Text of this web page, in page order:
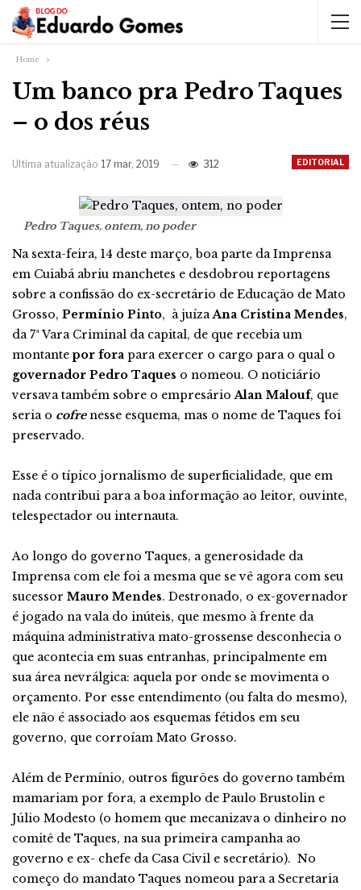
Home
Um banco pra Pedro Taques
– o dos réus
EDITORIAL
Ultima atualização 17 mar, 2019 312
Pedro Taques, ontem, no poder
Na sexta-feira, 14 deste março, boa parte da Imprensa
em Cuiabá abriu manchetes e desdobrou reportagens
sobre a confissão do ex-secretário de Educação de Mato
Grosso, Permínio Pinto, à juízaAna Cristina Mendes,
da 7ª Vara Criminal da capital, de que recebia um
montantepor fora para exercer o cargo para o qual o
governador Pedro Taques o nomeou. O noticiário
versava também sobre o empresário Alan Malouf, que
seria o cofre nesse esquema, mas o nome de Taques foi
preservado.
Esse é o típico jornalismo de superficialidade, que em
nada contribui para a boa informação ao leitor, ouvinte,
telespectador ou internauta.
Ao longo do governo Taques, a generosidade da
Imprensa com ele foi a mesma que se vê agora com seu
sucessor Mauro Mendes. Destronado, o ex-governador
é jogado na vala do inúteis, que mesmo à frente da
máquina administrativa mato-grossense desconhecia o
que acontecia em suas entranhas, principalmente em
sua área nevrálgica: aquela por onde se movimenta o
orçamento. Por esse entendimento (ou falta do mesmo),
ele não é associado aos esquemas fétidos em seu
governo, que corroíam Mato Grosso.
Além de Permínio, outros figurões do governo também
mamariam por fora, a exemplo de Paulo Brustolin e
Júlio Modesto (o homem que mecanizava o dinheiro no
comitê de Taques, na sua primeira campanha ao
governo e ex- chefe da Casa Civil e secretário). No
começo do mandato Taques nomeou para a Secretaria